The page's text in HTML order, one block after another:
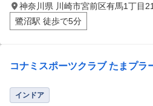
神奈川県 川崎市宮前区有馬1丁目
鷺沼駅 徒歩で5分
コナミスポーツクラブ たまプラ
インドア